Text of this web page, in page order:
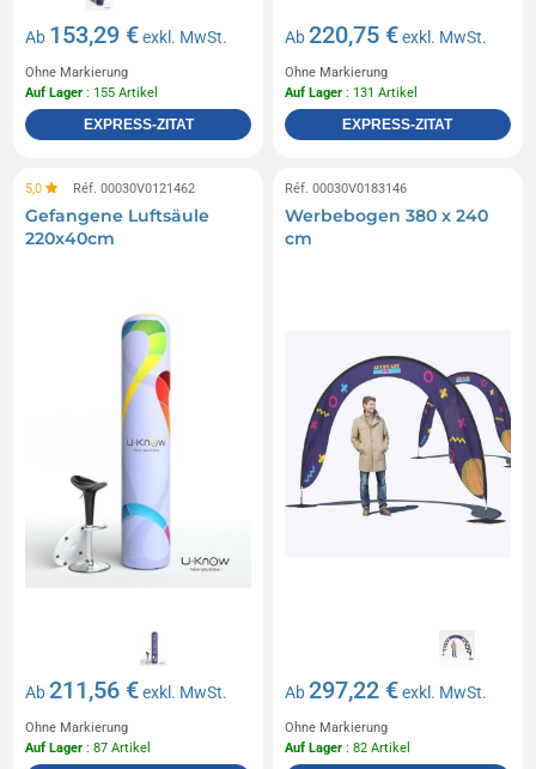
Ab 153,29 €exkl. MwSt.
Ohne Markierung
Auf Lager : 155 Artikel
EXPRESS-ZITAT
Ab220,75 €exkl. MwSt.
Ohne Markierung
Auf Lager : 131 Artikel
EXPRESS-ZITAT
5,0 Réf. 00030V0121462
Gefangene Luftsäule
220x40cm
Ab211,56 €exkl. MwSt.
Ohne Markierung
Auf Lager : 87 Artikel
Réf. 00030V0183146
Werbebogen 380 x 240
cm
Ab297,22 €exkl. MwSt.
Ohne Markierung
Auf Lager : 82 Artikel